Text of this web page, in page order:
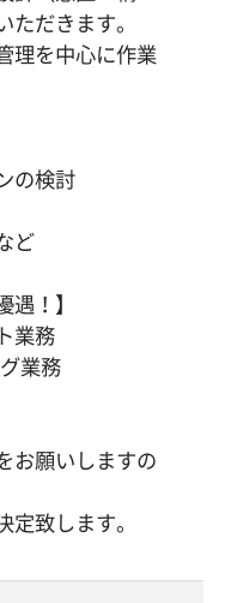
だきます。
理を中心に作業
の検討
ど
！】
業務
業務
お願いしますの
致します。